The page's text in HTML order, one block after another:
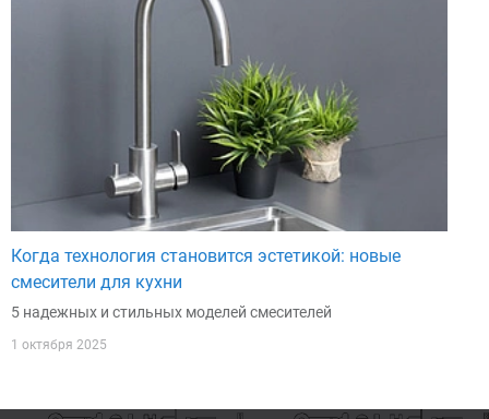
Когда технология становится эстетикой: новые
смесители для кухни
5 надежных и стильных моделей смесителей
1 октября 2025